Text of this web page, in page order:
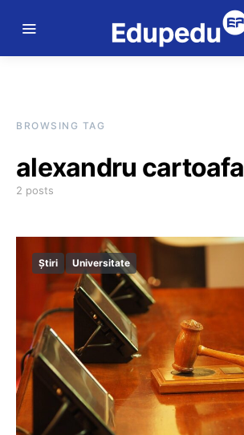
BROWSING TAG
alexandru cartoafa
2 posts
Știri Universitate